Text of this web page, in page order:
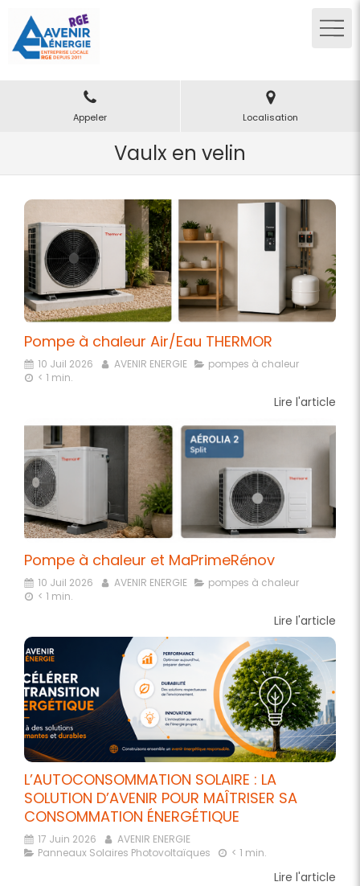
Appeler Localisation
Vaulx en velin
Pompe à chaleur Air/Eau THERMOR
10 Juil 2026 AVENIR ENERGIE
pompes à chaleur
< 1 min.
Lire l'article
Pompe à chaleur et MaPrimeRénov
10 Juil 2026 AVENIR ENERGIE
pompes à chaleur
< 1 min.
Lire l'article
L’AUTOCONSOMMATION SOLAIRE : LA
SOLUTION D’AVENIR POUR MAÎTRISER SA
CONSOMMATION ÉNERGÉTIQUE
17 Juin 2026
AVENIR ENERGIE
Panneaux Solaires Photovoltaïques
< 1 min.
Lire l'article